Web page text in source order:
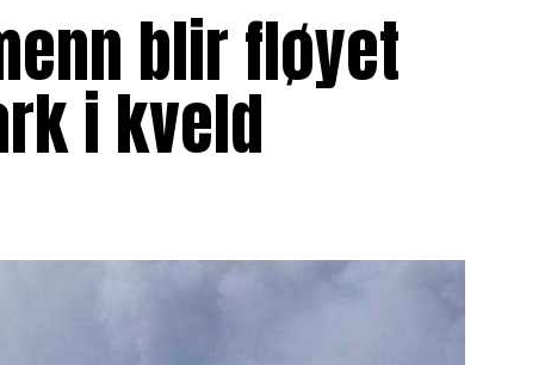
blir fløyet
i kveld